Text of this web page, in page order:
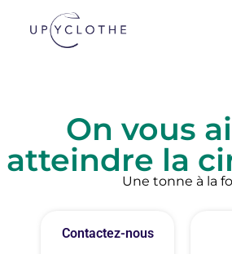
On vous
atteindre la
Une tonne à la
Contactez-nous